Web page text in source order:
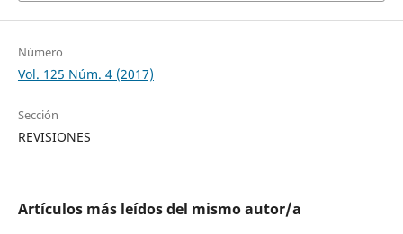
Número
Vol. 125 Núm. 4 (2017)
Sección
REVISIONES
Artículos más leídos del mismo autor/a